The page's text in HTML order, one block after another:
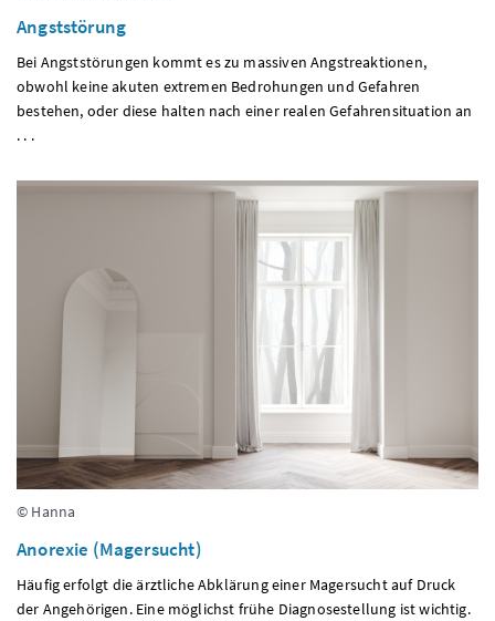
Angststörung
Bei Angststörungen kommt es zu massiven Angstreaktionen,
obwohl keine akuten extremen Bedrohungen und Gefahren
bestehen, oder diese halten nach einer realen Gefahrensituation an
. . .
© Hanna
Anorexie (Magersucht)
Häufig erfolgt die ärztliche Abklärung einer Magersucht auf Druck
der Angehörigen. Eine möglichst frühe Diagnosestellung ist wichtig.